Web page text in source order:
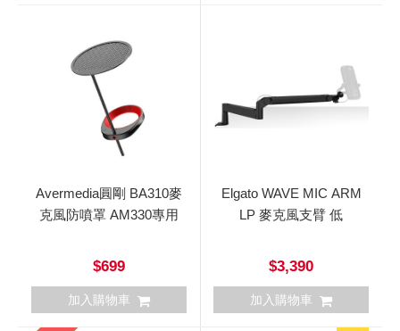
Avermedia圓剛 BA310麥
克風防噴罩 AM330專用
$699
加入購物車
Elgato WAVE MIC ARM
LP 麥克風支臂 低
$3,390
加入購物車